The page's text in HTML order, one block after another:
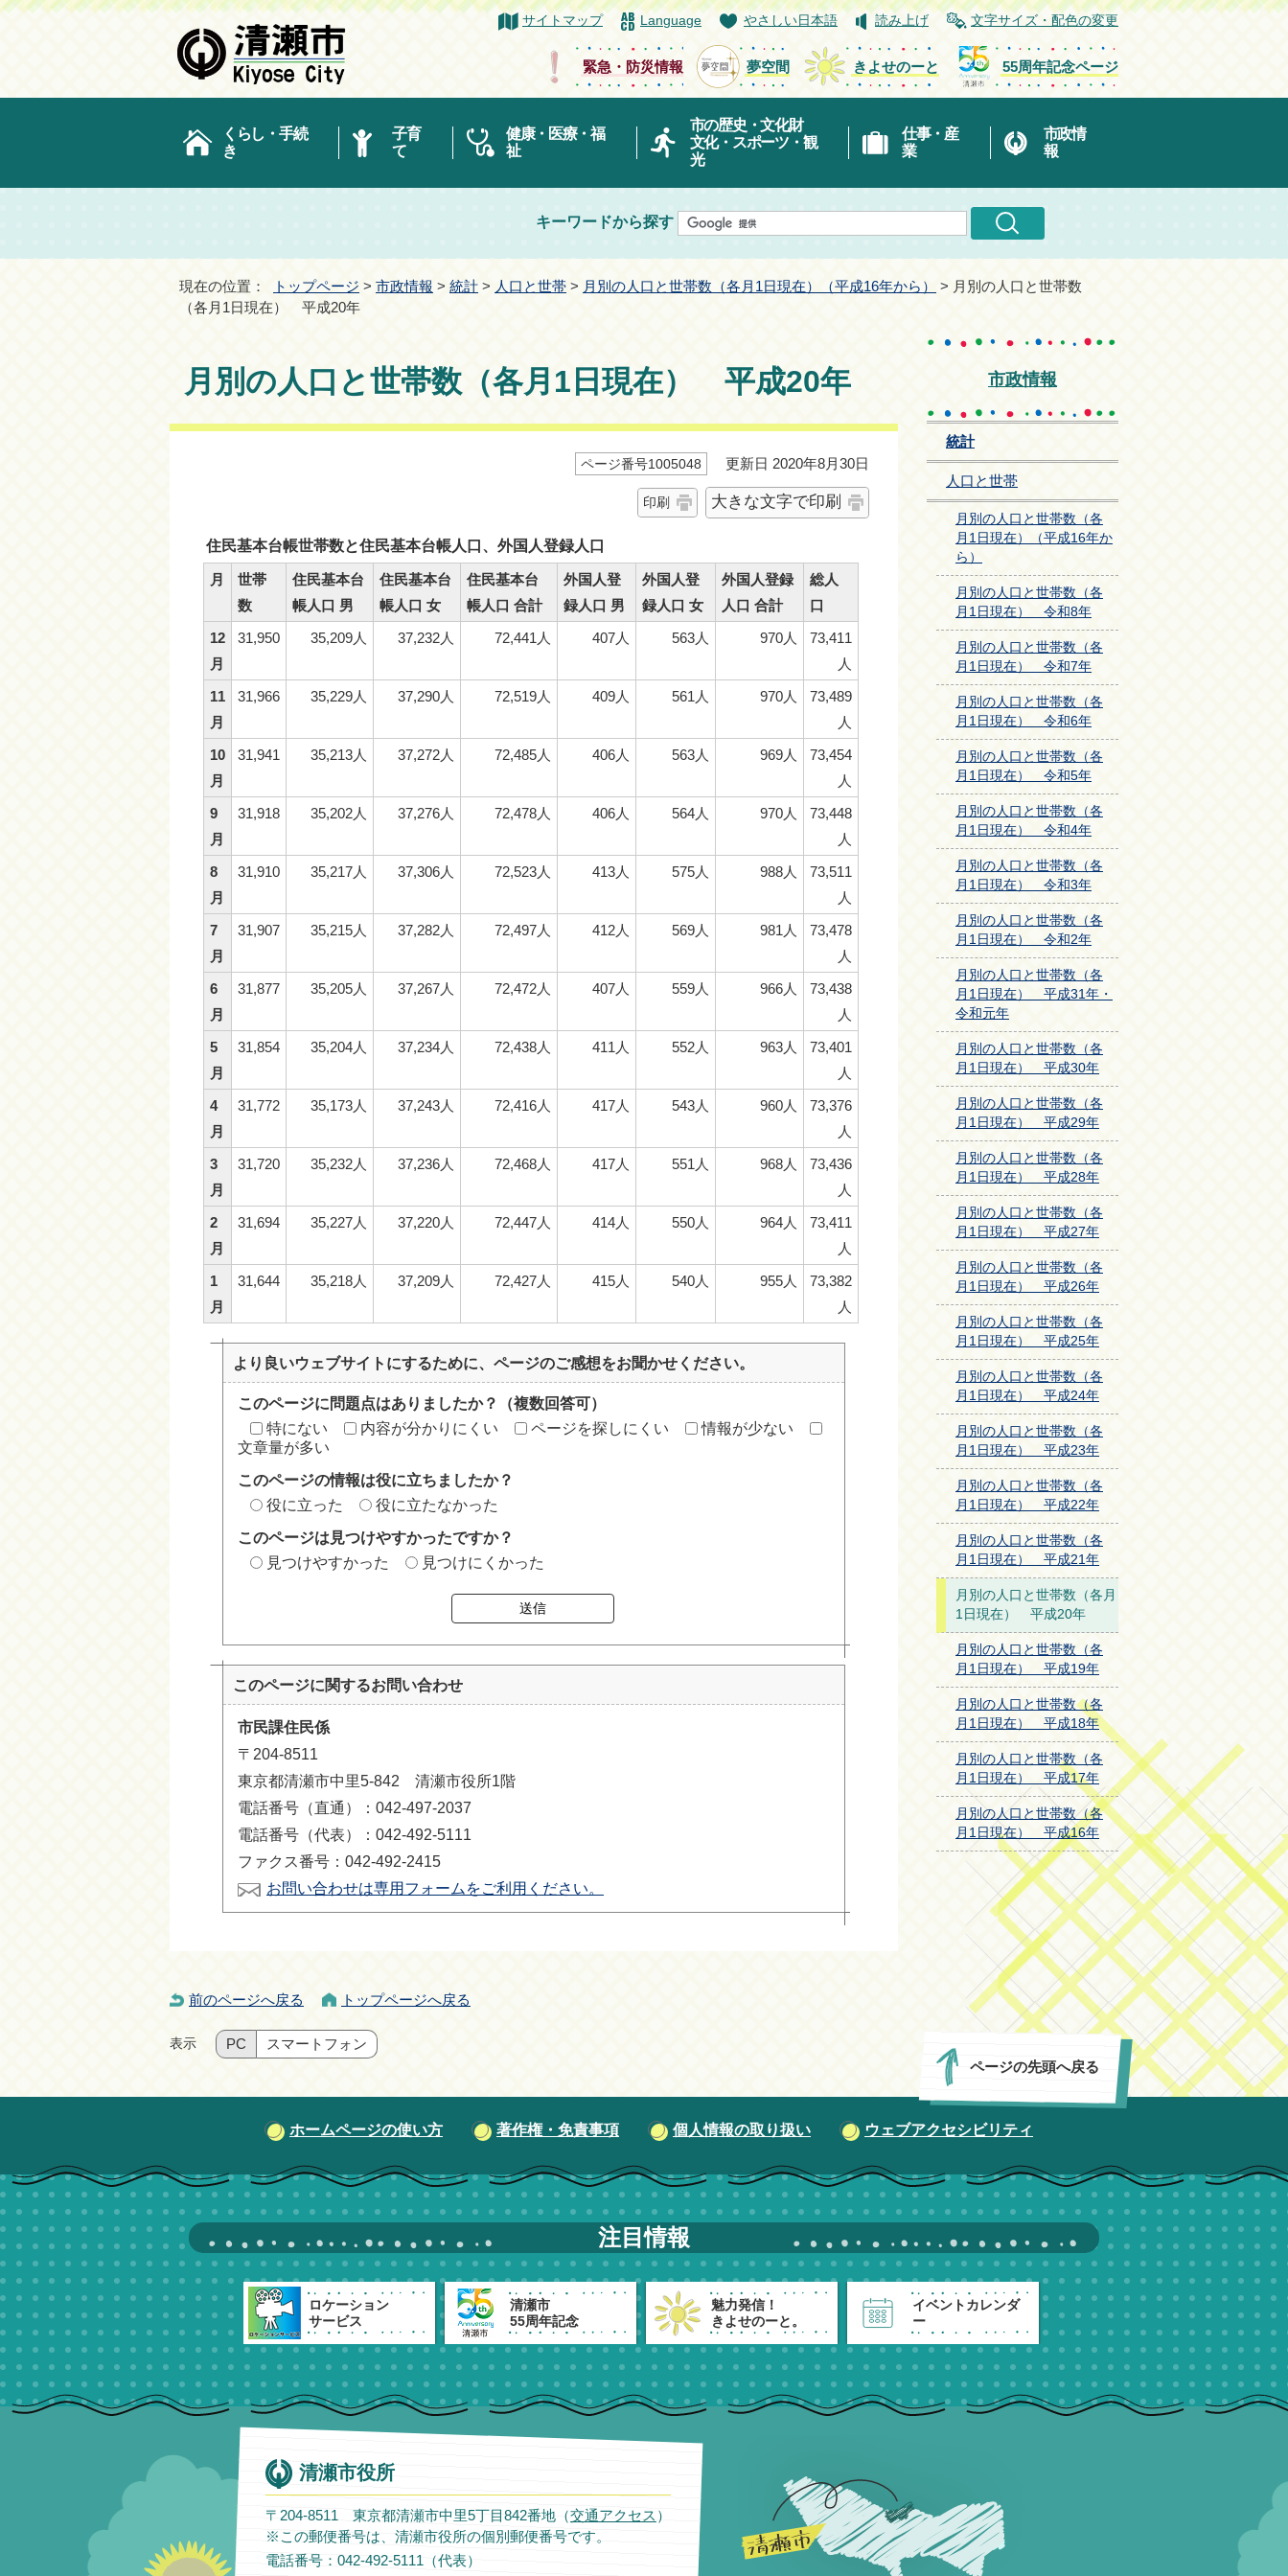
サイトマップ Language やさしい日本語 読み上げ 文字サイズ・配色の変更
緊急・防災情報 夢空間 きよせのーと 55周年記念ページ
くらし・手続
き
子育
て
健康・医療・福
祉
市の歴史・文化財
文化・スポーツ・観
光
仕事・産
業
市政情
報
キーワードから探す
現在の位置： トップページ > 市政情報 > 統計 > 人口と世帯 > 月別の人口と世帯数（各月1日現在）（平成16年から）
> 月別の人口と世帯数
（各月1日現在） 平成20年
月別の人口と世帯数（各月1日現在） 平成20年
ページ番号1005048 更新日 2020年8月30日
印刷 大きな文字で印刷
住民基本台帳世帯数と住民基本台帳人口、外国人登録人口
月
世帯
数
住民基本台
帳人口 男
住民基本台
帳人口 女
住民基本台
帳人口 合計
外国人登
録人口 男
外国人登
録人口 女
外国人登録
人口 合計
総人
口
12
月
31,950 35,209人 37,232人 72,441人 407人 563人 970人
73,411
人
11
月
31,966 35,229人 37,290人 72,519人 409人 561人 970人
73,489
人
10
月
31,941 35,213人 37,272人 72,485人 406人 563人 969人
73,454
人
9
月
31,918 35,202人 37,276人 72,478人 406人 564人 970人
73,448
人
8
月
31,910 35,217人 37,306人 72,523人 413人 575人 988人
73,511
人
7
月
31,907 35,215人 37,282人 72,497人 412人 569人 981人
73,478
人
6
月
31,877 35,205人 37,267人 72,472人 407人 559人 966人
73,438
人
5
月
31,854 35,204人 37,234人 72,438人 411人 552人 963人
73,401
人
4
月
31,772 35,173人 37,243人 72,416人 417人 543人 960人
73,376
人
3
月
31,720 35,232人 37,236人 72,468人 417人 551人 968人
73,436
人
2
月
31,694 35,227人 37,220人 72,447人 414人 550人 964人
73,411
人
1
月
31,644 35,218人 37,209人 72,427人 415人 540人 955人
73,382
人
より良いウェブサイトにするために、ページのご感想をお聞かせください。
このページに問題点はありましたか？（複数回答可）
特にない
内容が分かりにくい ページを探しにくい
情報が少ない
文章量が多い
このページの情報は役に立ちましたか？
役に立った
役に立たなかった
このページは見つけやすかったですか？
見つけやすかった
見つけにくかった
送信
このページに関するお問い合わせ
市民課住民係
〒204-8511
東京都清瀬市中里5-842 清瀬市役所1階
電話番号（直通）：042-497-2037
電話番号（代表）：042-492-5111
ファクス番号：042-492-2415
お問い合わせは専用フォームをご利用ください。
市政情報
統計
人口と世帯
月別の人口と世帯数（各
月1日現在）（平成16年か
ら）
月別の人口と世帯数（各
月1日現在） 令和8年
月別の人口と世帯数（各
月1日現在） 令和7年
月別の人口と世帯数（各
月1日現在） 令和6年
月別の人口と世帯数（各
月1日現在） 令和5年
月別の人口と世帯数（各
月1日現在） 令和4年
月別の人口と世帯数（各
月1日現在） 令和3年
月別の人口と世帯数（各
月1日現在） 令和2年
月別の人口と世帯数（各
月1日現在） 平成31年・
令和元年
月別の人口と世帯数（各
月1日現在） 平成30年
月別の人口と世帯数（各
月1日現在） 平成29年
月別の人口と世帯数（各
月1日現在） 平成28年
月別の人口と世帯数（各
月1日現在） 平成27年
月別の人口と世帯数（各
月1日現在） 平成26年
月別の人口と世帯数（各
月1日現在） 平成25年
月別の人口と世帯数（各
月1日現在） 平成24年
月別の人口と世帯数（各
月1日現在） 平成23年
月別の人口と世帯数（各
月1日現在） 平成22年
月別の人口と世帯数（各
月1日現在） 平成21年
月別の人口と世帯数（各月
1日現在） 平成20年
月別の人口と世帯数（各
月1日現在） 平成19年
月別の人口と世帯数（各
月1日現在） 平成18年
月別の人口と世帯数（各
月1日現在） 平成17年
月別の人口と世帯数（各
月1日現在） 平成16年
ページの先頭へ戻る
前のページへ戻る トップページへ戻る
表示 PC スマートフォン
ホームページの使い方 著作権・免責事項 個人情報の取り扱い ウェブアクセシビリティ
注目情報
ロケーション
サービス
清瀬市
55周年記念
魅力発信！
きよせのーと。
イベントカレンダ
ー
清瀬市役所
〒204-8511 東京都清瀬市中里5丁目842番地（交通アクセス ）
※この郵便番号は、清瀬市役所の個別郵便番号です。
電話番号：042-492-5111（代表）